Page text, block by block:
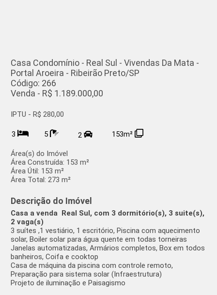
Casa Condomínio - Real Sul - Vivendas Da Mata -
Portal Aroeira - Ribeirão Preto/SP
Código: 266
Venda - R$ 1.189.000,00
IPTU - R$ 280,00
3 5 2 153m²
Área(s) do Imóvel
Área Construída: 153 m²
Área Útil: 153 m²
Área Total:273 m²
Descrição do Imóvel
Casa a venda Real Sul, com 3 dormitório(s), 3 suite(s),
2 vaga(s)
3 suítes ,1 vestiário, 1 escritório, Piscina com aquecimento
solar, Boiler solar para água quente em todas torneiras
Janelas automatizadas, Armários completos, Box em todos
banheiros, Coifa e cooktop
Casa de máquina da piscina com controle remoto,
Preparação para sistema solar (Infraestrutura)
Projeto de iluminação e Paisagismo